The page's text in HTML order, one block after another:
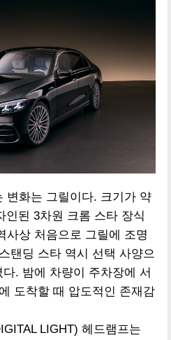
변화는 그릴이다. 크기가 약
인된 3차원 크롬 스타 장식
사상 처음으로 그릴에 조명
탠딩 스타 역시 선택 사양으
. 밤에 차량이 주차장에 서
도착할 때 압도적인 존재감
LIGHT) 헤드램프는